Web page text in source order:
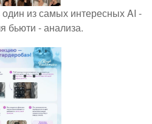
из самых интересных AI -
бьюти - анализа.